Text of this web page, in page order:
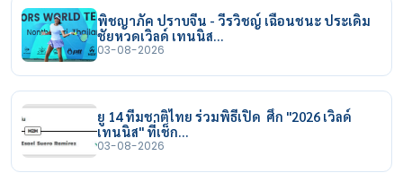
พิชญาภัค ปราบจีน - วีรวิชญ์ เฉือนชนะ ประเดิม
ชัยหวดเวิลด์ เทนนิส…
03-08-2026
ยู 14 ทีมชาติไทย ร่วมพิธีเปิด ศึก "2026 เวิลด์
เทนนิส" ที่เช็ก…
03-08-2026